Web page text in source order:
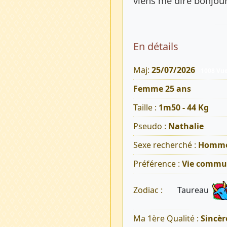
En détails
Maj: 25/07/2026
Femme 25 ans
Taille : 1m50 - 44 Kg
Pseudo : Nathalie
Sexe recherché :
Préférence : Vie
Zodiac : Taureau
Ma 1ère Qualité :